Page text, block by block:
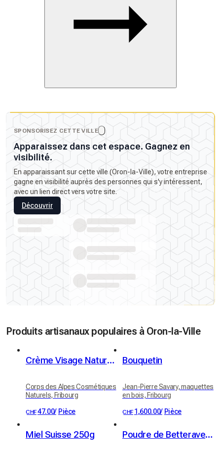
SPONSORISEZ CETTE VILLE
Apparaissez dans cet espace. Gagnez en
visibilité.
En apparaissant sur cette ville (Oron-la-Ville), votre entreprise
gagne en visibilité auprès des personnes qui s'y intéressent,
avec un lien direct vers votre site.
Découvrir
Produits artisanaux populaires à Oron-la-Ville
Crème Visage Naturelle Fleur d'Immortelle
Corps des Alpes Cosmétiques
Naturels, Fribourg
CHF47.00/ Pièce
Bouquetin
Jean-Pierre Savary, maquettes
en bois, Fribourg
CHF 1,600.00/ Pièce
Miel Suisse 250g Poudre de Betterave Rouge